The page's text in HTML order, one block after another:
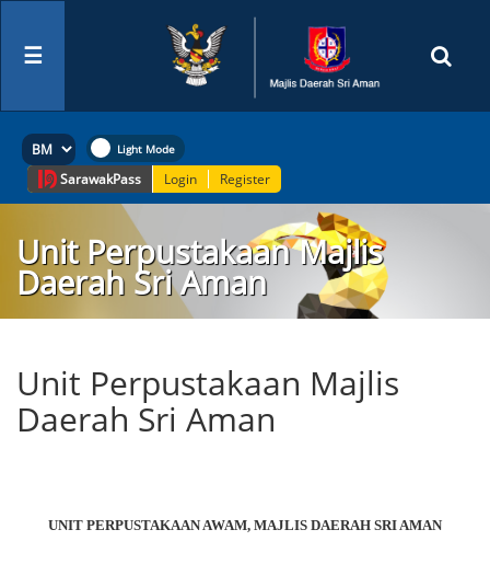
☰
SarawakPass Login Register
Unit Perpustakaan Majlis
Daerah Sri Aman
Unit Perpustakaan Majlis
Daerah Sri Aman
UNIT PERPUSTAKAAN AWAM, MAJLIS DAERAH SRI AMAN